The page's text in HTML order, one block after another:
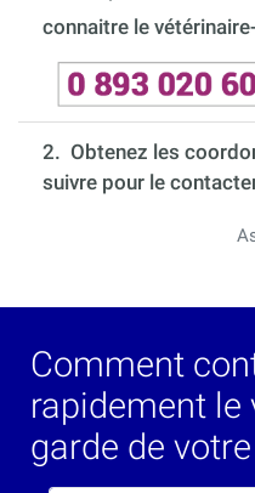
connaitre le
2. Obtenez les
suivre pour le
Comment
rapidement le
garde de